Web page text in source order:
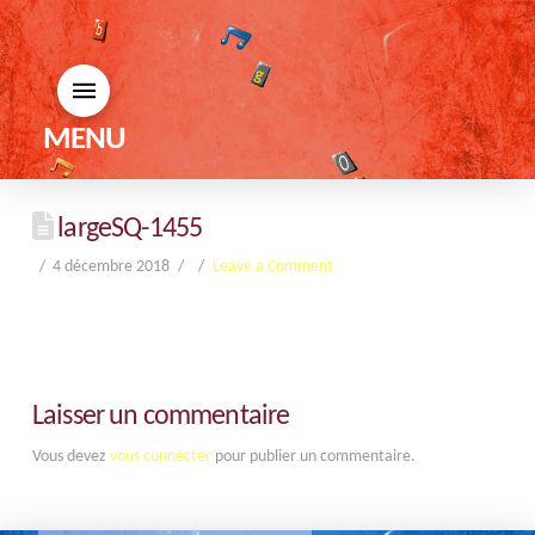
MENU
largeSQ-1455
4 décembre 2018 Leave a Comment
Laisser un commentaire
Vous devez vous connecterpour publier un commentaire.